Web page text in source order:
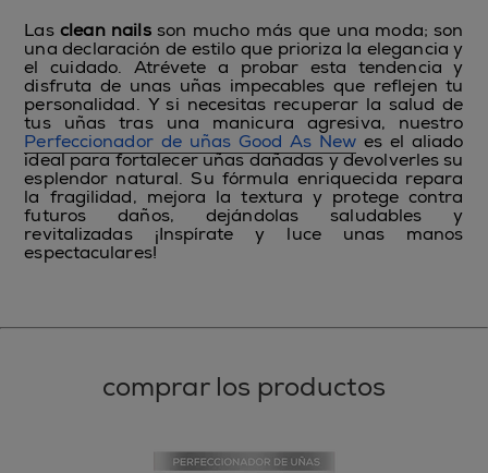
Lasclean nailsson mucho más que una moda; son
una declaración de estilo que prioriza la elegancia y
el cuidado. Atrévete a probar esta tendencia y
disfruta de unas uñas impecables que reflejen tu
personalidad. Y si necesitas recuperar la salud de
tus uñas tras una manicura agresiva, nuestro
Perfeccionador de uñas Good As New es el aliado
ideal para fortalecer uñas dañadas y devolverles su
esplendor natural. Su fórmula enriquecida repara
la fragilidad, mejora la textura y protege contra
futuros daños, dejándolas saludables y
revitalizadas ¡Inspírate y luce unas manos
espectaculares!
comprar los productos